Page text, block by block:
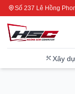
Số 237 Lê Hồng
Xây